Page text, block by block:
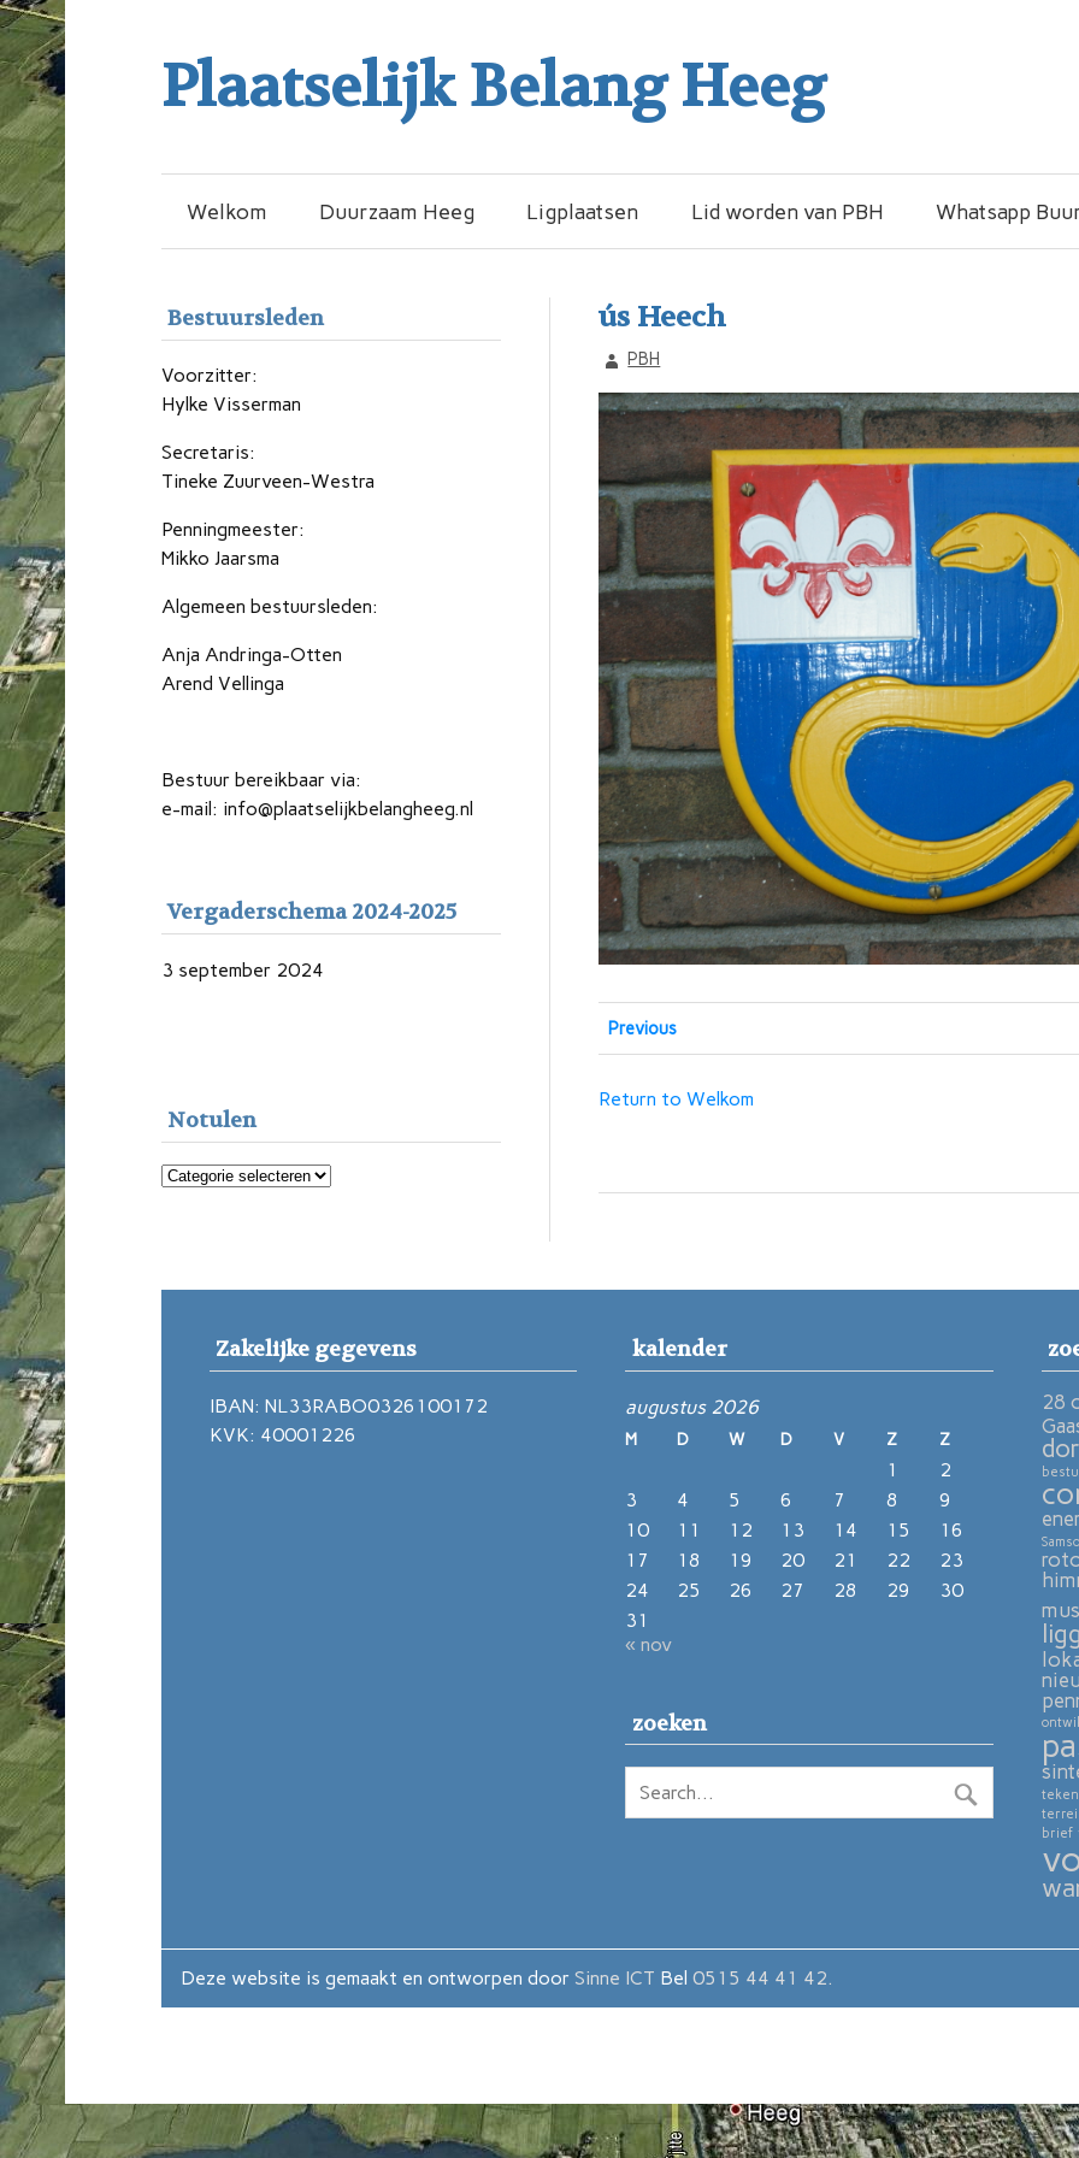
Plaatselijk Belang Heeg
Welkom Duurzaam Heeg Ligplaatsen Lid worden van PBH Whatsapp
ús Heech
PBH
Previous
Return to Welkom
Bestuursleden
Voorzitter:
Hylke Visserman
Secretaris:
Tineke Zuurveen-Westra
Penningmeester:
Mikko Jaarsma
Algemeen bestuursleden:
Anja Andringa-Otten
Arend Vellinga
Bestuur bereikbaar via:
e-mail: info@plaatselijkbelangheeg.nl
Vergaderschema 2024-2025
3 september 2024
Notulen
Notulen
Zakelijke gegevens
IBAN: NL33RABO0326100172
KVK: 40001226
kalender
augustus 2026
M D W D V Z Z
1
2
3
4 5 6 7 8
9
10
11 12 13 14 15
16
17
18 19 20 21 22
23
24
25 26 27 28 29
30
31
« nov
zoeken
28
brief
Deze website is gemaakt en ontworpen door Sinne ICT Bel 0515 44 41 42.